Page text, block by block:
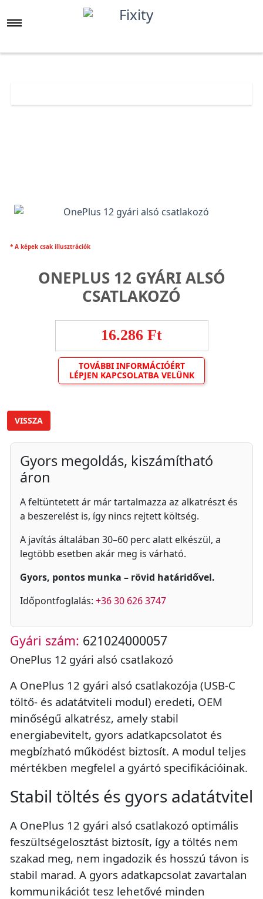
* A képek csak illusztrációk
ONEPLUS 12 GYÁRI ALSÓ
CSATLAKOZÓ
16.286 Ft
TOVÁBBI INFORMÁCIÓÉRT
LÉPJEN KAPCSOLATBA VELÜNK
VISSZA
Gyors megoldás, kiszámítható
áron
A feltüntetett ár már tartalmazza az alkatrészt és
a beszerelést is, így nincs rejtett költség.
A javítás általában 30–60 perc alatt elkészül, a
legtöbb esetben akár meg is várható.
Gyors, pontos munka – rövid határidővel.
Időpontfoglalás: +36 30 626 3747
Gyári szám: 621024000057
OnePlus 12 gyári alsó csatlakozó
A OnePlus 12 gyári alsó csatlakozója (USB-C
töltő- és adatátviteli modul) eredeti, OEM
minőségű alkatrész, amely stabil
energiabevitelt, gyors adatkapcsolatot és
megbízható működést biztosít. A modul teljes
mértékben megfelel a gyártó specifikációinak.
Stabil töltés és gyors adatátvitel
A OnePlus 12 gyári alsó csatlakozó optimális
feszültségelosztást biztosít, így a töltés nem
szakad meg, nem ingadozik és hosszú távon is
stabil marad. A gyors adatkapcsolat zavartalan
kommunikációt tesz lehetővé minden